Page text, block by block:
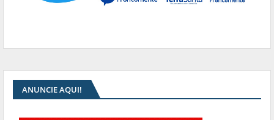
ANUNCIE AQUI!